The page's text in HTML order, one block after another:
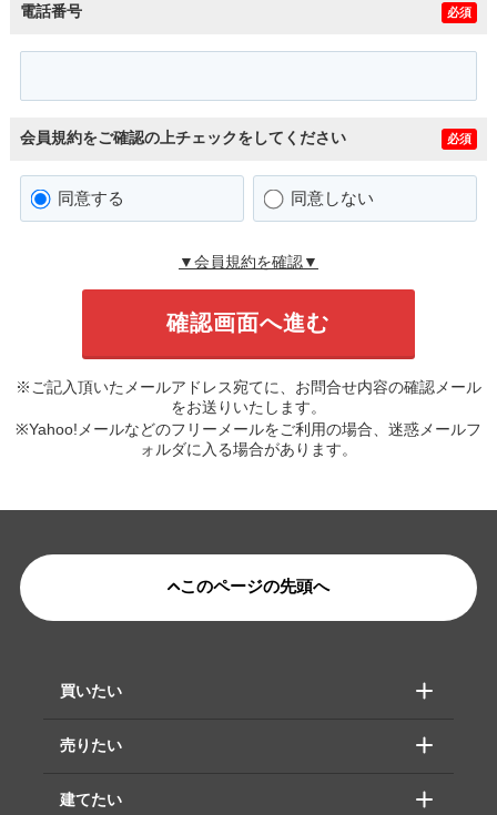
電話番号 必須
会員規約をご確認の上チェックをしてください 必須
同意する 同意しない
▼会員規約を確認▼
※ご記入頂いたメールアドレス宛てに、お問合せ内容の確認メール
をお送りいたします。
※Yahoo!メールなどのフリーメールをご利用の場合、迷惑メールフ
ォルダに入る場合があります。
このページの先頭へ
買いたい
売りたい
建てたい